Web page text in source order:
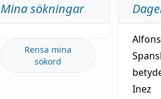
Mina sökningar
Rensa mina
sökord
Alfons
Inez